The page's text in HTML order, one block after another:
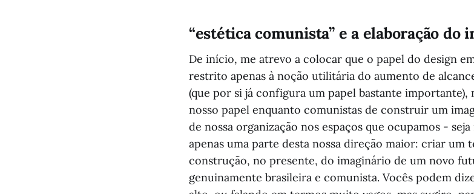
“estética comunista” e a elaboração do
De início, me atrevo a colocar que o papel do design
restrito apenas à noção utilitária do aumento de
(que por si já configura um papel bastante importante),
nosso papel enquanto comunistas de construir um
de nossa organização nos espaços que ocupamos -
apenas uma parte desta nossa direção maior: criar um
construção, no presente, do imaginário de um novo
genuinamente brasileira e comunista. Vocês podem